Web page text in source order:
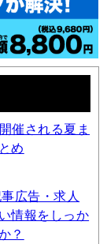
催される夏ま
め
広告・求人
情報をしっか
？